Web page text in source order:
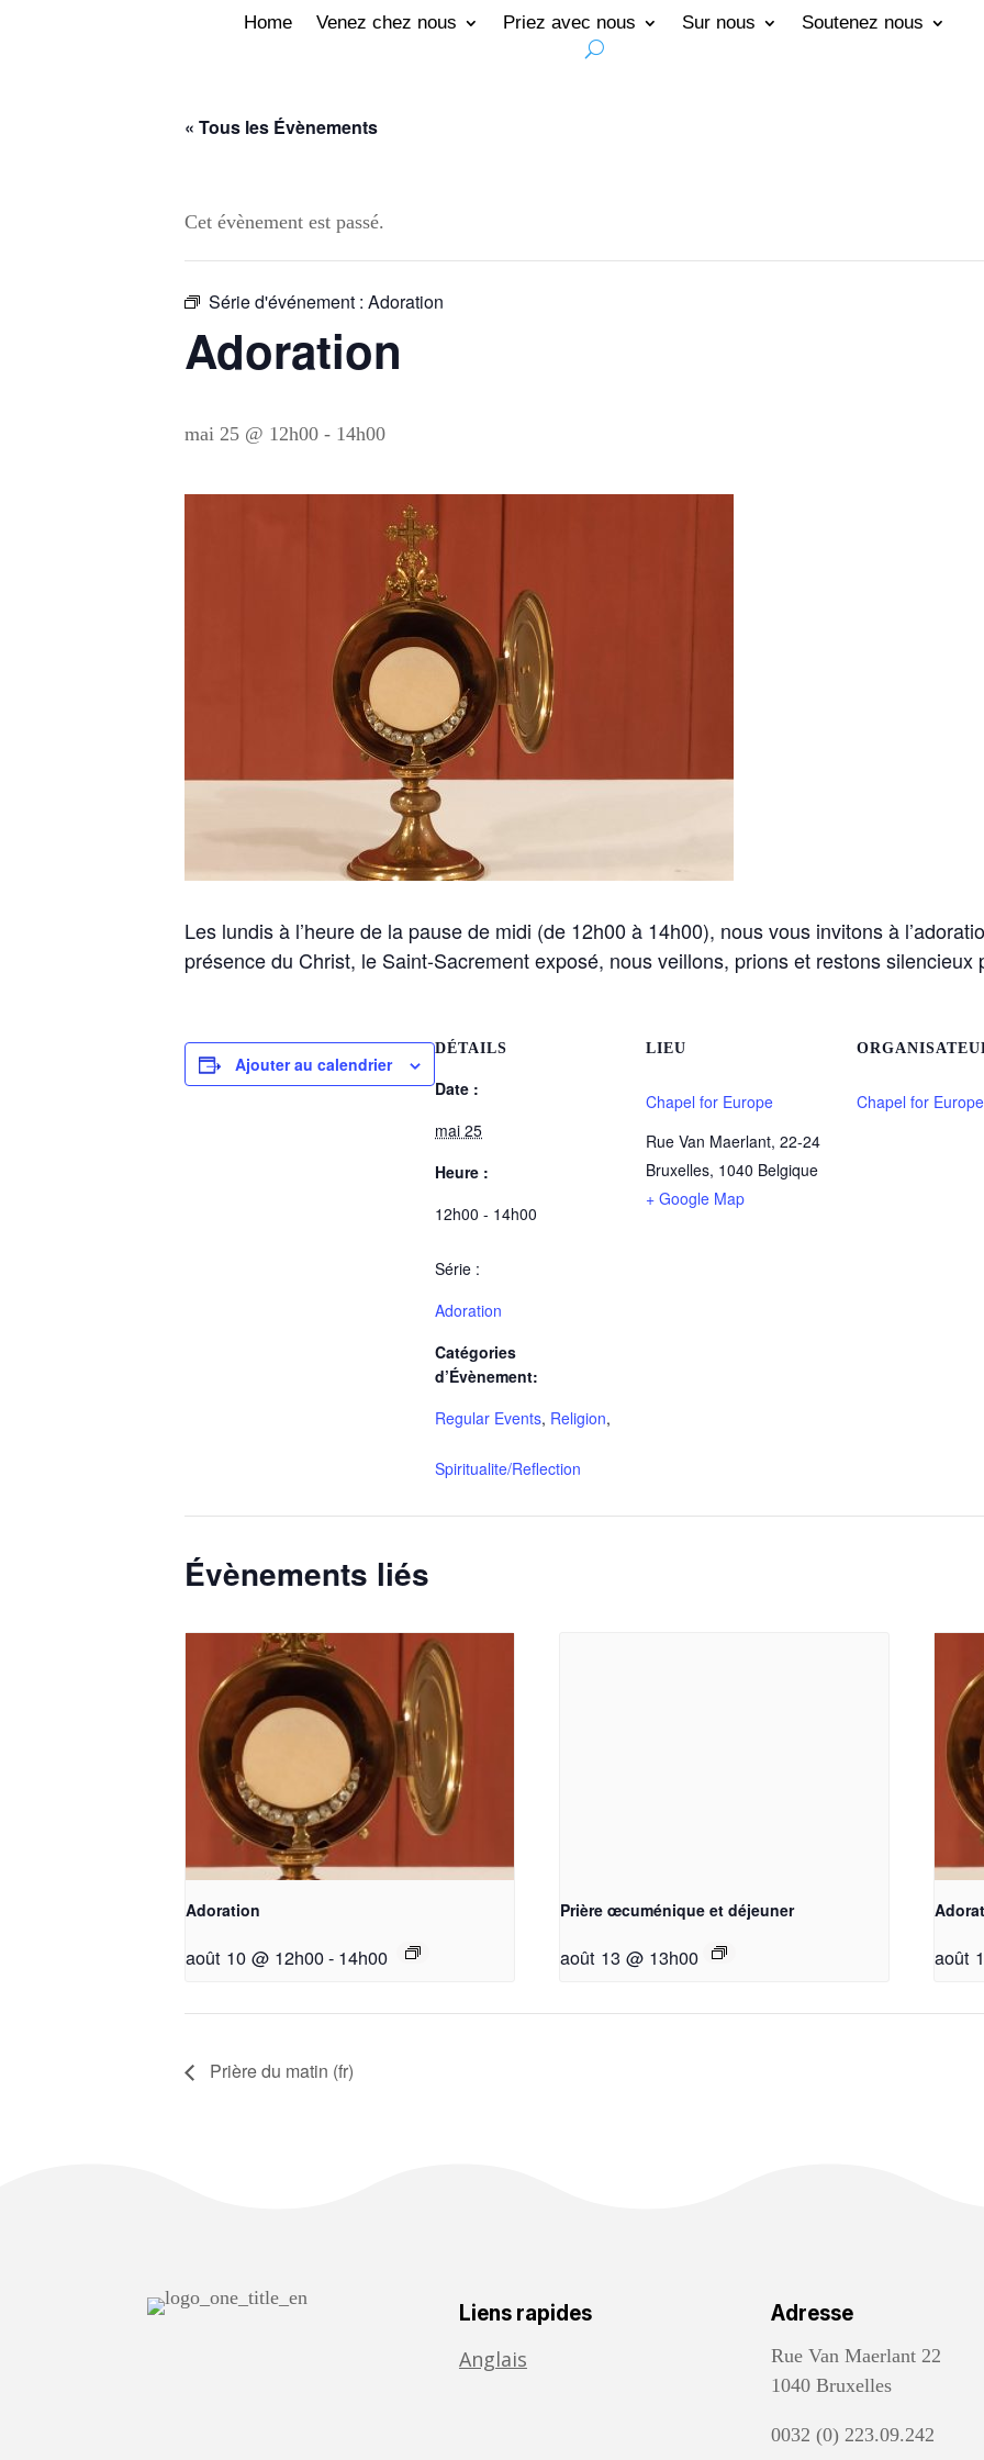
Home Venez chez nous Priez avec nous Sur nous Soutenez nous
« Tous les Évènements
Cet évènement est passé.
Série d'événement : Adoration
Adoration
mai 25 @ 12h00 - 14h00
Les lundis à l’heure de la pause de midi (de 12h00 à 14h00), nous vous invitons à
présence du Christ, le Saint-Sacrement exposé, nous veillons, prions et restons
Ajouter au calendrier
DÉTAILS
Date :
mai 25
Heure :
12h00 - 14h00
Série :
Adoration
Catégories
d’Évènement:
Regular Events, Religion,
Spiritualite/Reflection
LIEU
Chapel for Europe
Rue Van Maerlant, 22-24
Bruxelles, 1040 Belgique
+ Google Map
Chapel for Europe
Évènements liés
Adoration
août 10 @ 12h00- 14h00
Prière œcuménique et déjeuner
août 13 @ 13h00 août
Prière du matin (fr)
Liens rapides
Anglais
Adresse
Rue Van Maerlant 22
1040 Bruxelles
0032 (0) 223.09.242